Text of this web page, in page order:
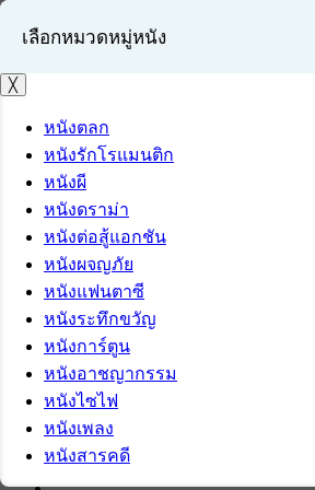
เข้าสู่ระบบ
สมัครสมาชิก
เลือกหมวดหมู่หนัง
╳
หนังตลก
หนังรักโรแมนติก
หนังผี
หนังดราม่า
หนังต่อสู้แอกชัน
หนังผจญภัย
หนังแฟนตาซี
หนังระทึกขวัญ
หนังการ์ตูน
หนังอาชญากรรม
หนังไซไฟ
หนังเพลง
หนังสารคดี